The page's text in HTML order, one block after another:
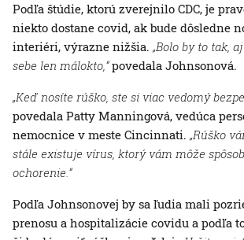
Podľa štúdie, ktorú zverejnilo CDC, je
niekto dostane covid, ak bude dôsledne
interiéri, výrazne nižšia. „Bolo by to tak,
sebe len málokto,“povedala Johnsonová.
„Keď nosíte rúško, ste si viac vedomý
povedala Patty Manningová, vedúca
nemocnice v meste Cincinnati. „Rúško
stále existuje vírus, ktorý vám môže
ochorenie.“
Podľa Johnsonovej by sa ľudia mali
prenosu a hospitalizácie covidu a podľa